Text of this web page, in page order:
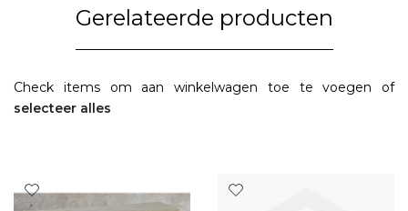
Gerelateerde producten
Check items om aan winkelwagen toe te voegen of
selecteer alles